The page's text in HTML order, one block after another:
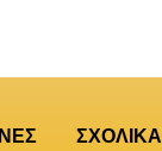
ΣΧΟΛΙΚΑ